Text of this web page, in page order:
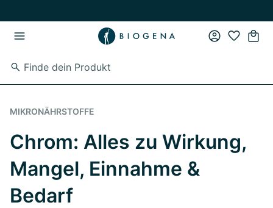
MIKRONÄHRSTOFFE
Chrom: Alles zu Wirkung,
Mangel, Einnahme &
Bedarf